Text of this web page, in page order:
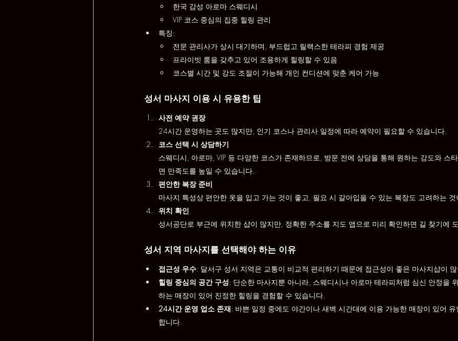
한국 감성 아로마 스웨디시
VIP 코스 중심의 집중 힐링 관리
특징:
전문 관리사가 상시 대기하며, 부드럽고 릴랙스한 테라피 경험 제공
프라이빗 룸을 갖추고 있어 조용하게 힐링할 수 있음
코스별 시간 및 강도 조절이 가능해 개인 컨디션에 맞춘 케어 가능
성서 마사지 이용 시 유용한 팁
사전 예약 권장
24시간 운영하는 곳도 많지만, 인기 코스나 관리사 일정에 따라 예약이 필요할 수 있습니다.
코스 선택 시 상담하기
스웨디시, 아로마, VIP 등 다양한 코스가 존재하므로, 방문 전에 상담을 통해 원하는 강도와 스
면 만족도를 높일 수 있습니다.
편안한 복장 준비
마사지 특성상 편안한 옷을 입고 가는 것이 좋고, 필요 시 갈아입을 수 있는 복장도 고려하는 것
위치 확인
성서공단로 부근에 위치한 샵이 많지만, 정확한 주소를 지도 앱으로 미리 확인하면 길 찾기에
성서 지역 마사지를 선택해야 하는 이유
접근성 우수: 달서구 성서 지역은 교통이 비교적 편리하기 때문에 접근성이 좋은 마사지샵이
힐링 중심의 공간 구성: 단순한 마사지뿐 아니라, 스웨디시나 아로마 테라피처럼 심신 안정을
하는 매장이 있어 진정한 힐링을 경험할 수 있습니다.
24시간 운영 업소 존재: 바쁜 일정 중에도 야간이나 새벽 시간대에 이용 가능한 매장이 있어
합니다.